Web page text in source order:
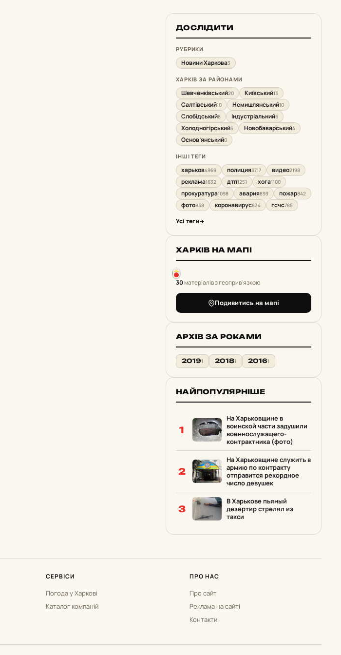
ДОСЛІДИТИ
РУБРИКИ
Новини Харкова3
ХАРКІВ ЗА РАЙОНАМИ
Шевченківський20 Київський13
Салтівський10 Немишлянський10
Слобідський8 Індустріальний6
Холодногірський5 Новобаварський4
Основ’янський0
ІНШІ ТЕГИ
харьков4969 полиция3717 видео2198
реклама1632 дтп1251 хога1100
прокуратура1098 авария893 пожар842
фото838 коронавирус834 гсчс785
Усі теги
ХАРКІВ НА МАПІ
30матеріалів з геоприв'язкою
Подивитись на мапі
АРХІВ ЗА РОКАМИ
20191 20181 20161
НАЙПОПУЛЯРНІШЕ
1
На Харьковщине в
воинской части задушили
военнослужащего-
контрактника (фото)
2
На Харьковщине служить в
армию по контракту
отправится рекордное
число девушек
3
В Харькове пьяный
дезертир стрелял из
такси
СЕРВІСИ
Погода у Харкові
Каталог компаній
ПРО НАС
Про сайт
Реклама на сайті
Контакти